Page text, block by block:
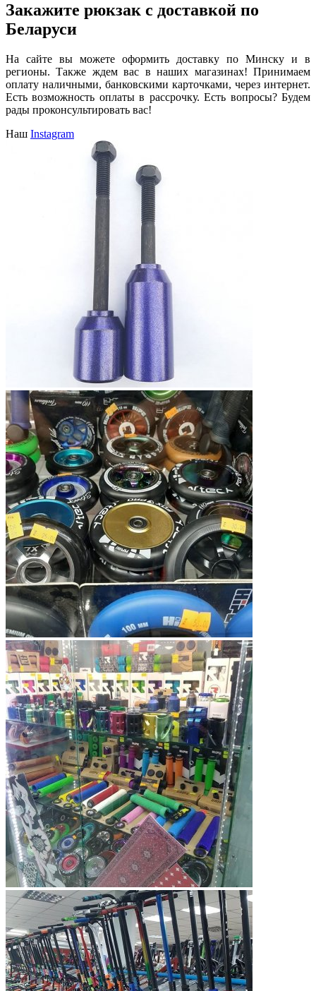
Закажите рюкзак с доставкой по
Беларуси
На сайте вы можете оформить доставку по Минску и в
регионы. Также ждем вас в наших магазинах! Принимаем
оплату наличными, банковскими карточками, через интернет.
Есть возможность оплаты в рассрочку. Есть вопросы? Будем
рады проконсультировать вас!
Наш Instagram